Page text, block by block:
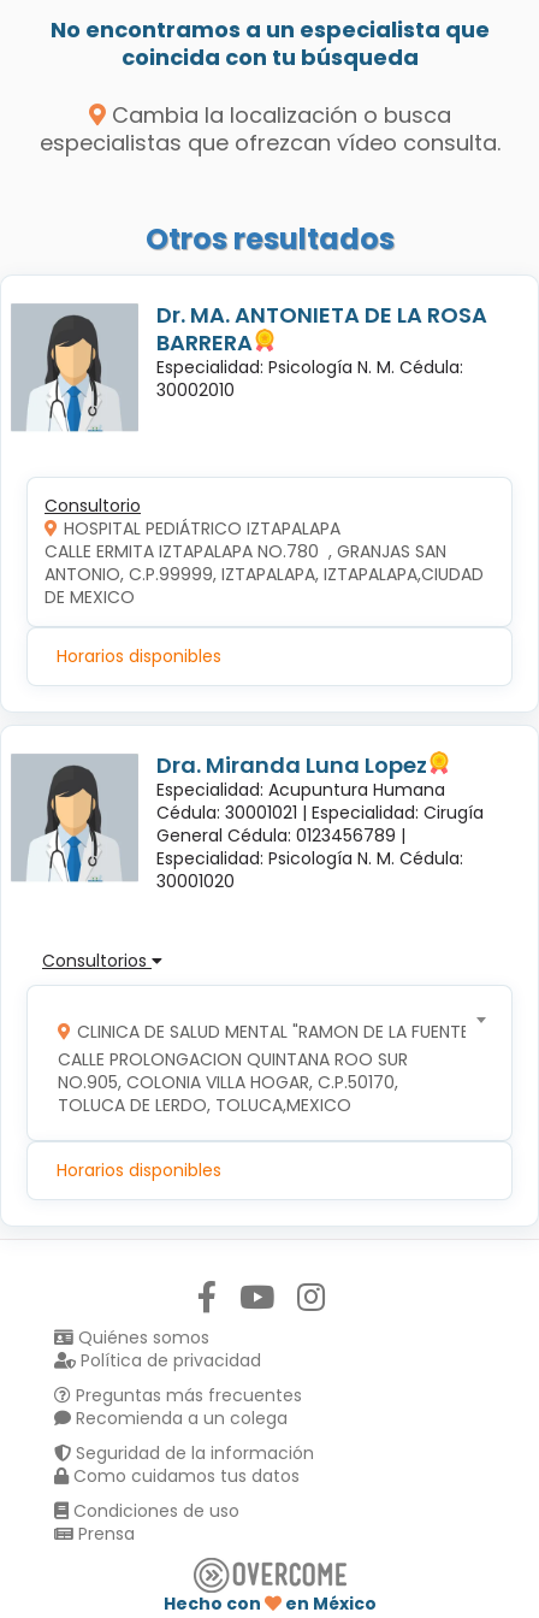
No encontramos a un especialista que
coincida con tu búsqueda
Cambia la localización o busca
especialistas que ofrezcan vídeo consulta.
Otros resultados
Dr. MA. ANTONIETA DE LA ROSA
BARRERA
Especialidad: Psicología N. M. Cédula:
30002010
Consultorio
HOSPITAL PEDIÁTRICO IZTAPALAPA
CALLE ERMITA IZTAPALAPA NO.780  , GRANJAS SAN
ANTONIO, C.P.99999, IZTAPALAPA, IZTAPALAPA,CIUDAD
DE MEXICO
Horarios disponibles
Dra. Miranda Luna Lopez
Especialidad: Acupuntura Humana
Cédula: 30001021 | Especialidad: Cirugía
General Cédula: 0123456789 |
Especialidad: Psicología N. M. Cédula:
30001020
Consultorios
CLINICA DE SALUD MENTAL "RAMON DE LA FUENTE"
CALLE PROLONGACION QUINTANA ROO SUR
NO.905, COLONIA VILLA HOGAR, C.P.50170,
TOLUCA DE LERDO, TOLUCA,MEXICO
Horarios disponibles
Quiénes somos
Política de privacidad
Preguntas más frecuentes
Recomienda a un colega
Seguridad de la información
Como cuidamos tus datos
Condiciones de uso
Prensa
Hecho con en México